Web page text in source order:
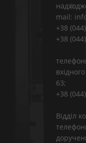
mail:
+38
+38
63;
+38
Відділ